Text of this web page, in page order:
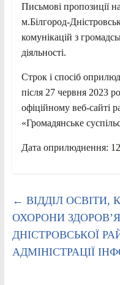
Письмові пропозиції
м.Білгород-
комунікацій з
діяльності.
Строк і спосіб
після 27 червня 2023
офіційному веб-сайті
«Громадянське
Дата оприлюднення:
← ВІДДІЛ ОСВІТИ,
ОХОРОНИ
ДНІСТРОВСЬКОЇ
АДМІНІСТРАЦІЇ